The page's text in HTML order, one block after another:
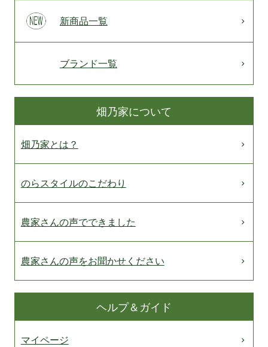
新商品一覧
ブランド一覧
畑乃家について
畑乃家とは？
のらスタイルのこだわり
農家さんの声でできました
農家さんの声をお聞かせください
ヘルプ＆ガイド
マイページ